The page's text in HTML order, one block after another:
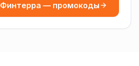
Финтерра — промокоды